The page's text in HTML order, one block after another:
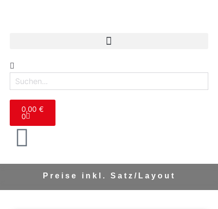
0,00 €
0
Preise inkl. Satz/Layout